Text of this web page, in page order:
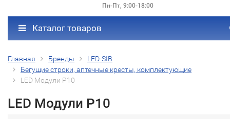
Пн-Пт, 9:00-18:00
Каталог товаров
Главная Бренды
LED-SIB
Бегущие строки, аптечные кресты, комплектующие
LED Модули Р10
LED Модули Р10